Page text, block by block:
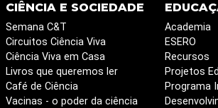
CIÊNCIA E SOCIEDADE
Semana C&T
Circuitos Ciência Viva
Ciência Viva em Casa
Livros que queremos ler
Café de Ciência
Vacinas - o poder da ciência
Academia
ESERO
Recursos
Projetos
Programa